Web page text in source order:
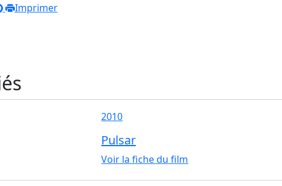
Imprimer
2010
Pulsar
Voir la fiche du film